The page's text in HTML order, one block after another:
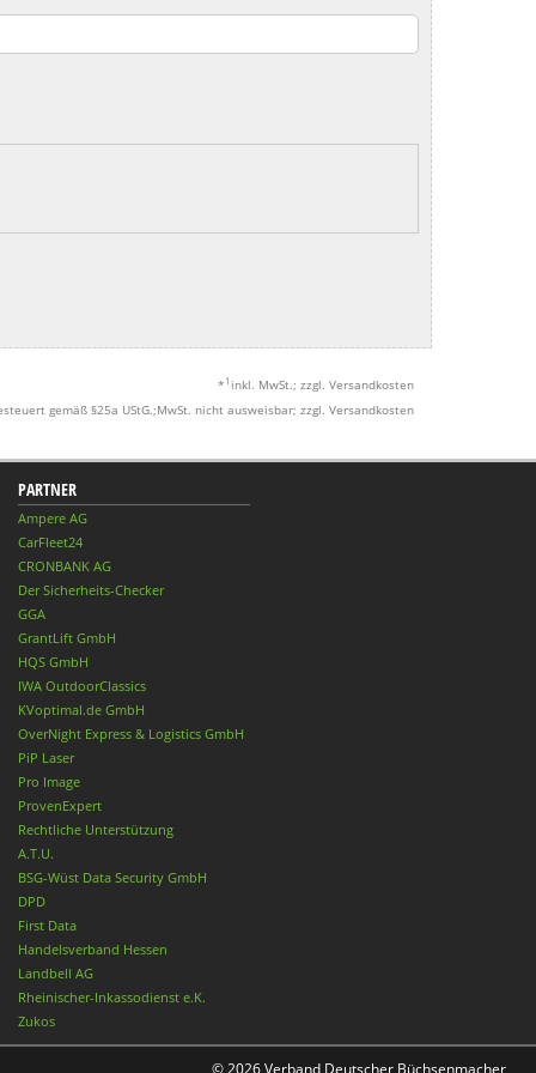
* 1 inkl. MwSt.; zzgl. Versandkosten
gemäß §25a UStG.;MwSt. nicht ausweisbar; zzgl. Versandkosten
PARTNER
Ampere AG
CarFleet24
CRONBANK AG
Der Sicherheits-Checker
GGA
GrantLift GmbH
HQS GmbH
IWA OutdoorClassics
KVoptimal.de GmbH
OverNight Express & Logistics GmbH
PiP Laser
Pro Image
ProvenExpert
Rechtliche Unterstützung
A.T.U.
BSG-Wüst Data Security GmbH
DPD
First Data
Handelsverband Hessen
Landbell AG
Rheinischer-Inkassodienst e.K.
Zukos
© 2026 Verband Deutscher Büchsenmacher